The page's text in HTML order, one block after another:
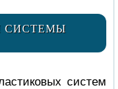
СИСТЕМЫ
систем